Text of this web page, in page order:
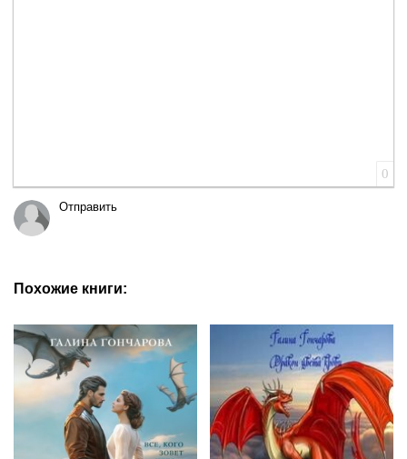
0
Отправить
Похожие книги: